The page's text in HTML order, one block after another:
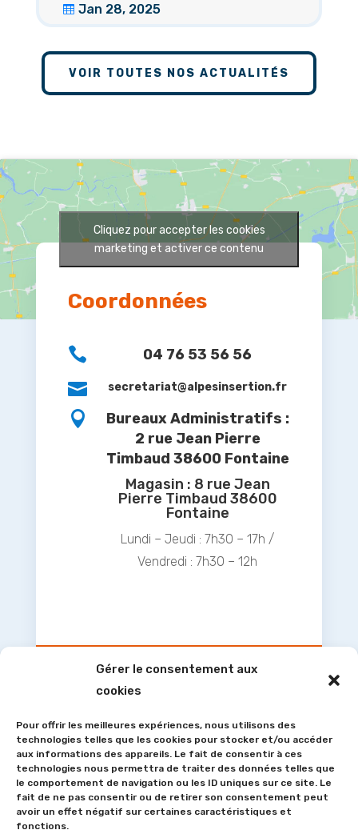
Gérer le consentement aux
cookies
Pour offrir les meilleures expériences, nous utilisons des
technologies telles que les cookies pour stocker et/ou accéder
aux informations des appareils. Le fait de consentir à ces
technologies nous permettra de traiter des données telles que
le comportement de navigation ou les ID uniques sur ce site. Le
fait de ne pas consentir ou de retirer son consentement peut
avoir un effet négatif sur certaines caractéristiques et
fonctions.
 Jan 28, 2025
VOIR TOUTES NOS ACTUALITÉS
Cliquez pour accepter les cookies
marketing et activer ce contenu
Coordonnées
 04 76 53 56 56
 secretariat@alpesinsertion.fr

Bureaux Administratifs :
2 rue Jean Pierre
Timbaud 38600 Fontaine
Magasin : 8 rue Jean
Pierre Timbaud 38600
Fontaine
Lundi – Jeudi : 7h30 – 17h /
Vendredi : 7h30 – 12h
Nous contacter
Interessé par ce que nous proposons ?
Écrivez-nous !